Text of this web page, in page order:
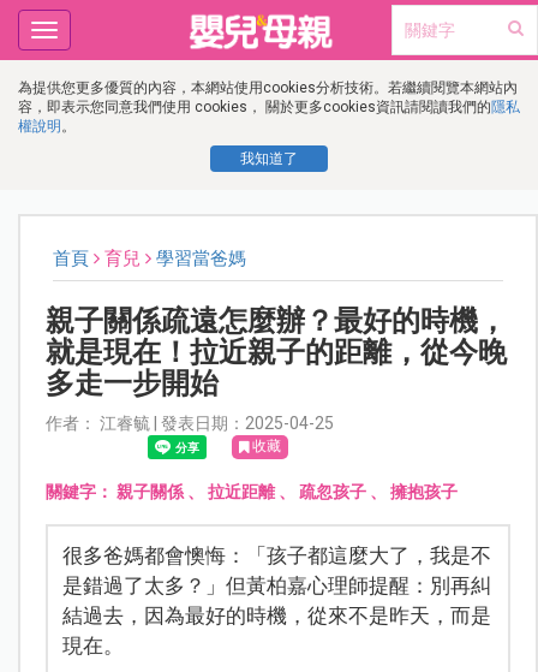
為提供您更多優質的內容，本網站使用cookies分析技術。若繼續閱覽本網站內
容，即表示您同意我們使用 cookies， 關於更多cookies資訊請閱讀我們的隱私
權說明 。
我知道了
Toggle
navigation
首頁 育兒 學習當爸媽
親子關係疏遠怎麼辦？最好的時機，
就是現在！拉近親子的距離，從今晚
多走一步開始
作者： 江睿毓 | 發表日期：2025-04-25
收藏
關鍵字： 親子關係、 拉近距離、 疏忽孩子、 擁抱孩子
很多爸媽都會懊悔：「孩子都這麼大了，我是不
是錯過了太多？」但黃柏嘉心理師提醒：別再糾
結過去，因為最好的時機，從來不是昨天，而是
現在。